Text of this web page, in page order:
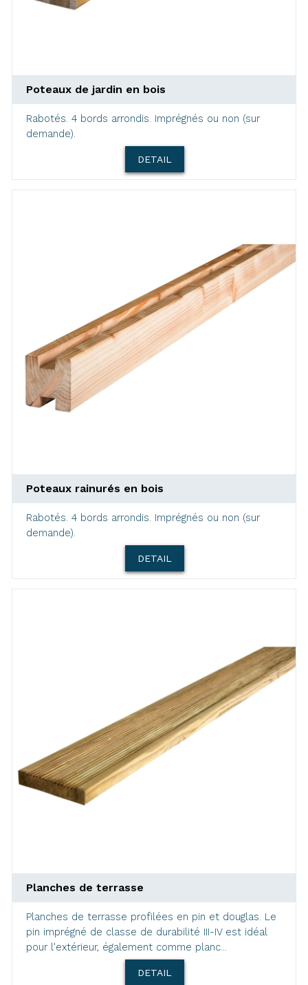
Poteaux de jardin en bois
Rabotés. 4 bords arrondis. Imprégnés ou non (sur
demande).
DETAIL
Poteaux rainurés en bois
Rabotés. 4 bords arrondis. Imprégnés ou non (sur
demande).
DETAIL
Planches de terrasse
Planches de terrasse profilées en pin et douglas. Le
pin imprégné de classe de durabilité III-IV est idéal
pour l'extérieur, également comme planc...
DETAIL